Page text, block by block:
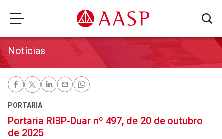
Notícias
PORTARIA
Portaria RIBP-Duar nº 497, de 20 de outubro
de 2025